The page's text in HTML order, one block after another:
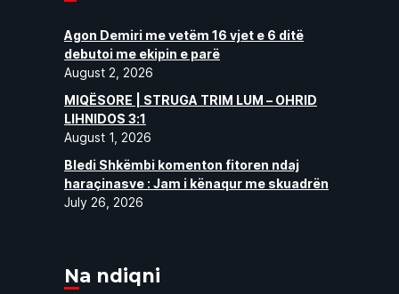
Agon Demiri me vetëm 16 vjet e 6 ditë
debutoi me ekipin e parë
August 2, 2026
MIQËSORE | STRUGA TRIM LUM – OHRID
LIHNIDOS 3:1
August 1, 2026
Bledi Shkëmbi komenton fitoren ndaj
haraçinasve : Jam i kënaqur me skuadrën
July 26, 2026
Na ndiqni